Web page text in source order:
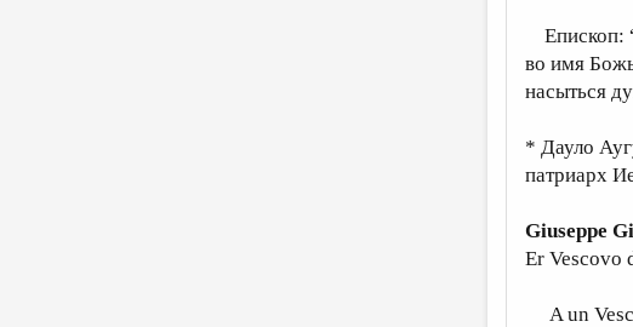
Епископ:
во имя
насыться
* Дауло
патриарх
Giuseppe
Er Vescovo
A un